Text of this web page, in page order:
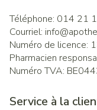
Téléphone: 014 21
Courriel: info@
Numéro de licence:
Pharmacien
Numéro TVA:
Service à la